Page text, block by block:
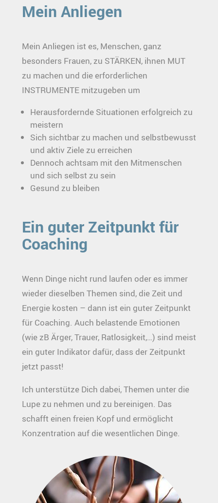
Mein Anliegen
Mein Anliegen ist es, Menschen, ganz
besonders Frauen, zu STÄRKEN, ihnen MUT
zu machen und die erforderlichen
INSTRUMENTE mitzugeben um
Herausfordernde Situationen erfolgreich zu
meistern
Sich sichtbar zu machen und selbstbewusst
und aktiv Ziele zu erreichen
Dennoch achtsam mit den Mitmenschen
und sich selbst zu sein
Gesund zu bleiben
Ein guter Zeitpunkt für
Coaching
Wenn Dinge nicht rund laufen oder es immer
wieder dieselben Themen sind, die Zeit und
Energie kosten – dann ist ein guter Zeitpunkt
für Coaching. Auch belastende Emotionen
(wie zB Ärger, Trauer, Ratlosigkeit,…) sind meist
ein guter Indikator dafür, dass der Zeitpunkt
jetzt passt!
Ich unterstütze Dich dabei, Themen unter die
Lupe zu nehmen und zu bereinigen. Das
schafft einen freien Kopf und ermöglicht
Konzentration auf die wesentlichen Dinge.